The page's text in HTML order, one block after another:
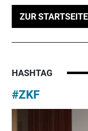
ZUR STARTSEITE
HASHTAG
#ZKF